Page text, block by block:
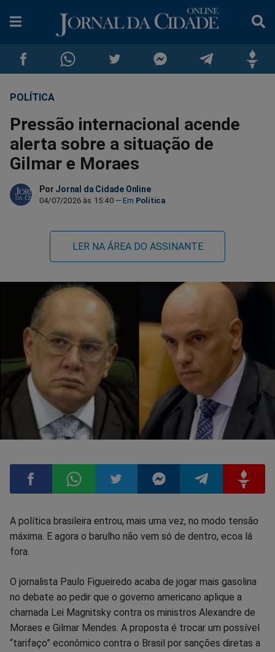
Compartilhar
no
Facebook
Compartilhar
no
Whatsapp
no
Twitter
no
Messenger
no
POLÍTICA
Pressão internacional acende
alerta sobre a situação de
Gilmar e Moraes
Por Jornal da Cidade Online
04/07/2026 às 15:40 Política
LER NA ÁREA DO ASSINANTE
Compartilhar
no
Facebook
Compartilhar
Whatsapp
Compartilhar
Twitter
Compartilhar
Messenger
Compartilhar
TelegramGettr
A política brasileira entrou, mais uma vez, no modo tensão
máxima. E agora o barulho não vem só de dentro, ecoa lá
fora.
O jornalista Paulo Figueiredo acaba de jogar mais gasolina
no debate ao pedir que o governo americano aplique a
chamada Lei Magnitsky contra os ministros Alexandre de
Moraes e Gilmar Mendes. A proposta é trocar um possível
“tarifaço” econômico contra o Brasil por sanções diretas a